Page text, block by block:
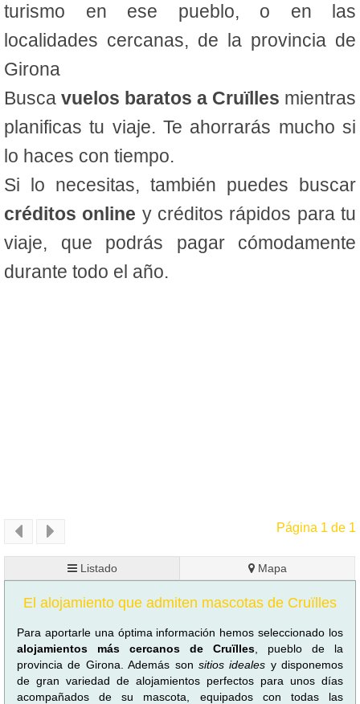
turismo en ese pueblo, o en las
localidades cercanas, de la provincia de
Girona
Busca vuelos baratos a Cruïlles mientras
planificas tu viaje. Te ahorrarás mucho si
lo haces con tiempo.
Si lo necesitas, también puedes buscar
créditos online y créditos rápidos para tu
viaje, que podrás pagar cómodamente
durante todo el año.
Página 1 de 1
Listado Mapa
El alojamiento que admiten mascotas de Cruïlles
Para aportarle una óptima información hemos seleccionado los
alojamientos más cercanos de Cruïlles , pueblo de la
provincia de Girona. Además son sitios ideales y disponemos
de gran variedad de alojamientos perfectos para unos días
acompañados de su mascota, equipados con todas las